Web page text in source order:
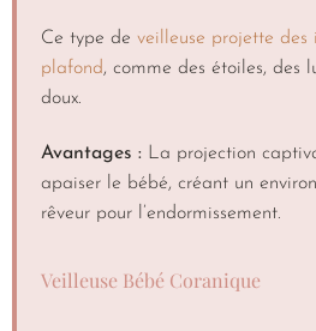
Ce type de veilleuse projette des
plafond, comme des étoiles, des
doux.
Avantages : La projection
apaiser le bébé, créant un
rêveur pour l’endormissement.
Veilleuse Bébé Coranique